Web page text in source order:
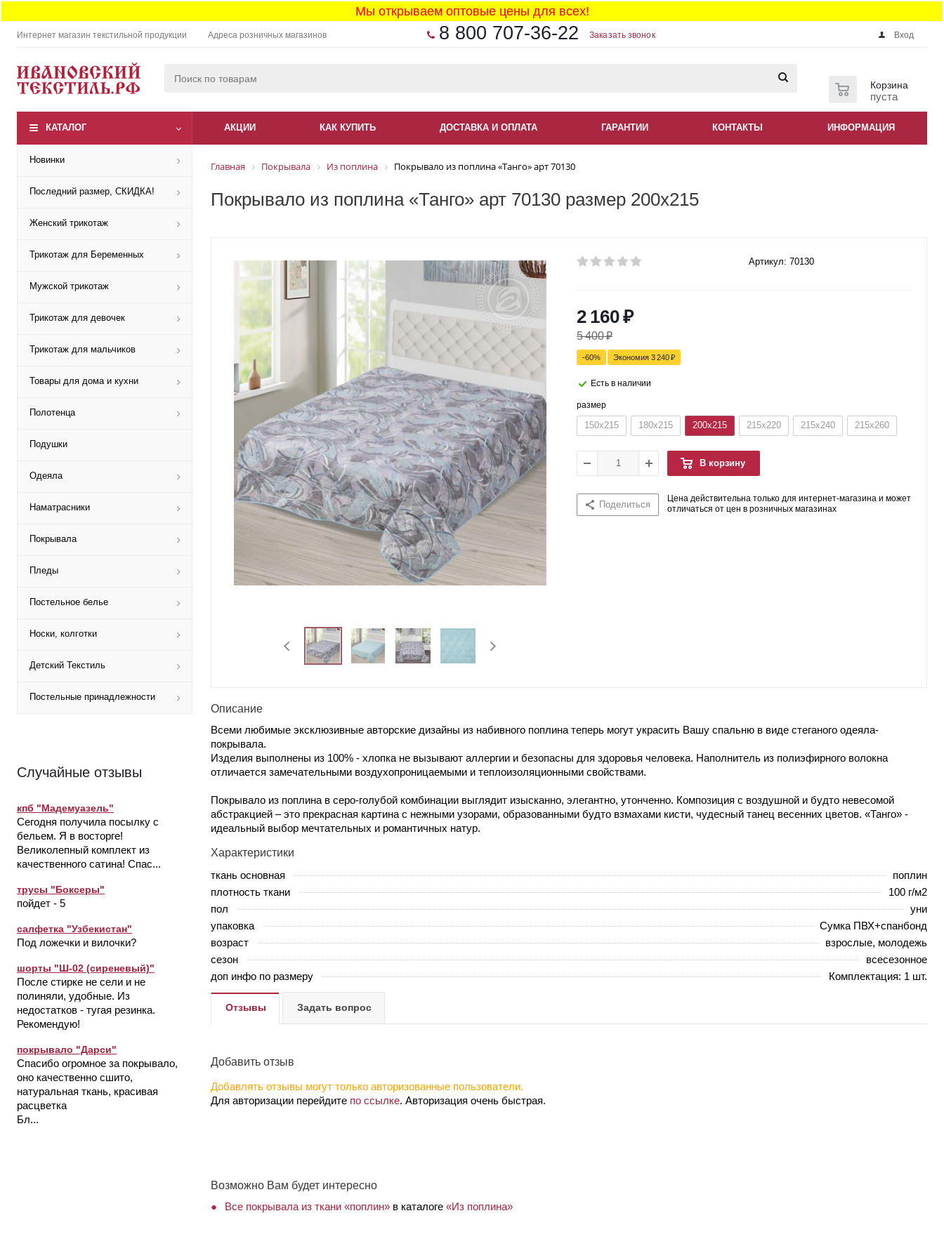
Мы открываем оптовые цены для всех!
Интернет магазин текстильной продукции Адреса розничных магазинов 8 800 707-36-22 Заказать звонок Вход
Корзина
пуста
КАТАЛОГ АКЦИИ КАК КУПИТЬ ДОСТАВКА И ОПЛАТА ГАРАНТИИ КОНТАКТЫ ИНФОРМАЦИЯ
Новинки
Последний размер, СКИДКА!
Женский трикотаж
Трикотаж для Беременных
Мужской трикотаж
Трикотаж для девочек
Трикотаж для мальчиков
Товары для дома и кухни
Полотенца
Подушки
Одеяла
Наматрасники
Покрывала
Пледы
Постельное белье
Носки, колготки
Детский Текстиль
Постельные принадлежности
Случайные отзывы
кпб "Мадемуазель"
Сегодня получила посылку с
бельем. Я в восторге!
Великолепный комплект из
качественного сатина! Спас...
трусы "Боксеры"
пойдет - 5
салфетка "Узбекистан"
Под ложечки и вилочки?
шорты "Ш-02 (сиреневый)"
После стирке не сели и не
полиняли, удобные. Из
недостатков - тугая резинка.
Рекомендую!
покрывало "Дарси"
Спасибо огромное за покрывало,
оно качественно сшито,
натуральная ткань, красивая
расцветка
Бл...
Главная Покрывала Из поплина Покрывало из поплина «Танго» арт 70130
Покрывало из поплина «Танго» арт 70130 размер 200x215
Артикул: 70130
2 160₽
5 400₽
-60% Экономия 3 240₽
Есть в наличии
размер
150x215 180x215 200x215 215x220 215x240 215x260
В корзину
Поделиться
Цена действительна только для интернет-магазина и может
отличаться от цен в розничных магазинах
Описание
Всеми любимые эксклюзивные авторские дизайны из набивного поплина теперь могут украсить Вашу спальню в виде стеганого одеяла-
покрывала.
Изделия выполнены из 100% - хлопка не вызывают аллергии и безопасны для здоровья человека. Наполнитель из полиэфирного волокна
отличается замечательными воздухопроницаемыми и теплоизоляционными свойствами.
Покрывало из поплина в серо-голубой комбинации выглядит изысканно, элегантно, утонченно. Композиция с воздушной и будто невесомой
абстракцией – это прекрасная картина с нежными узорами, образованными будто взмахами кисти, чудесный танец весенних цветов. «Танго» -
идеальный выбор мечтательных и романтичных натур.
Характеристики
ткань основная
поплин
плотность ткани
100 г/м2
пол
уни
упаковка
Сумка ПВХ+спанбонд
возраст
взрослые, молодежь
сезон
всесезонное
доп инфо по размеру
Комплектация: 1 шт.
Отзывы Задать вопрос
Добавить отзыв
Добавлять отзывы могут только авторизованные пользователи.
Для авторизации перейдите по ссылке. Авторизация очень быстрая.
Возможно Вам будет интересно
Все покрывала из ткани «поплин» в каталоге «Из поплина»